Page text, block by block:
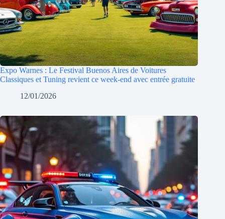
Expo Warnes : Le Festival Buenos Aires de Voitures
Classiques et Tuning revient ce week-end avec entrée gratuite
12/01/2026